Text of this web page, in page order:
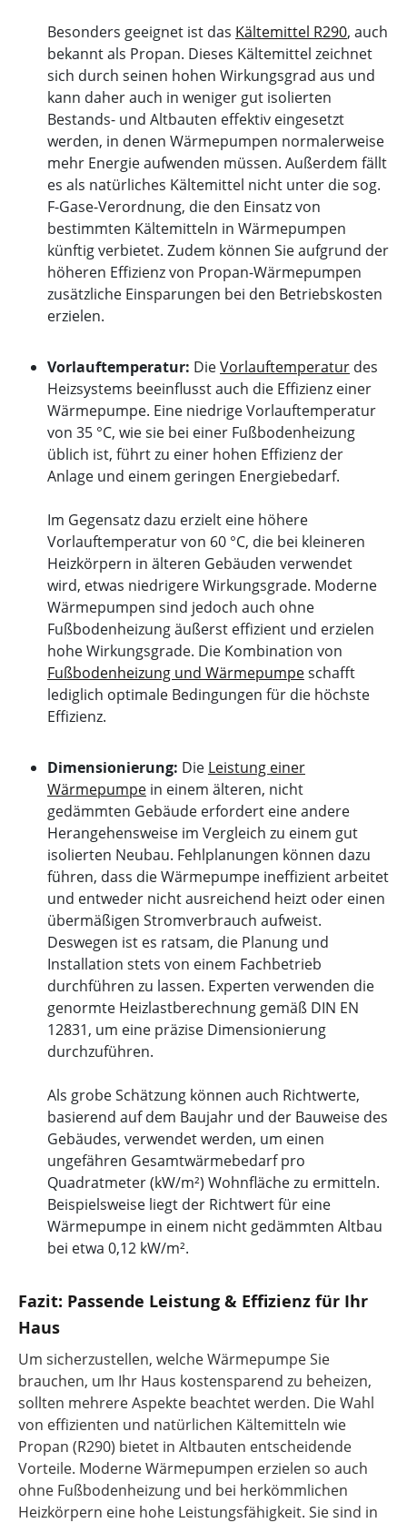
Besonders geeignet ist das Kältemittel R290, auch
bekannt als Propan. Dieses Kältemittel zeichnet
sich durch seinen hohen Wirkungsgrad aus und
kann daher auch in weniger gut isolierten
Bestands- und Altbauten effektiv eingesetzt
werden, in denen Wärmepumpen normalerweise
mehr Energie aufwenden müssen. Außerdem fällt
es als natürliches Kältemittel nicht unter die sog.
F-Gase-Verordnung, die den Einsatz von
bestimmten Kältemitteln in Wärmepumpen
künftig verbietet. Zudem können Sie aufgrund der
höheren Effizienz von Propan-Wärmepumpen
zusätzliche Einsparungen bei den Betriebskosten
erzielen.
Vorlauftemperatur: DieVorlauftemperatur des
Heizsystems beeinflusst auch die Effizienz einer
Wärmepumpe. Eine niedrige Vorlauftemperatur
von 35 °C, wie sie bei einer Fußbodenheizung
üblich ist, führt zu einer hohen Effizienz der
Anlage und einem geringen Energiebedarf.
Im Gegensatz dazu erzielt eine höhere
Vorlauftemperatur von 60 °C, die bei kleineren
Heizkörpern in älteren Gebäuden verwendet
wird, etwas niedrigere Wirkungsgrade. Moderne
Wärmepumpen sind jedoch auch ohne
Fußbodenheizung äußerst effizient und erzielen
hohe Wirkungsgrade. Die Kombination von
Fußbodenheizung und Wärmepumpeschafft
lediglich optimale Bedingungen für die höchste
Effizienz.
Dimensionierung: Die Leistung einer
Wärmepumpe in einem älteren, nicht
gedämmten Gebäude erfordert eine andere
Herangehensweise im Vergleich zu einem gut
isolierten Neubau. Fehlplanungen können dazu
führen, dass die Wärmepumpe ineffizient arbeitet
und entweder nicht ausreichend heizt oder einen
übermäßigen Stromverbrauch aufweist.
Deswegen ist es ratsam, die Planung und
Installation stets von einem Fachbetrieb
durchführen zu lassen. Experten verwenden die
genormte Heizlastberechnung gemäß DIN EN
12831, um eine präzise Dimensionierung
durchzuführen.
Als grobe Schätzung können auch Richtwerte,
basierend auf dem Baujahr und der Bauweise des
Gebäudes, verwendet werden, um einen
ungefähren Gesamtwärmebedarf pro
Quadratmeter (kW/m²) Wohnfläche zu ermitteln.
Beispielsweise liegt der Richtwert für eine
Wärmepumpe in einem nicht gedämmten Altbau
bei etwa 0,12 kW/m².
Fazit: Passende Leistung & Effizienz für Ihr
Haus
Um sicherzustellen, welche Wärmepumpe Sie
brauchen, um Ihr Haus kostensparend zu beheizen,
sollten mehrere Aspekte beachtet werden. Die Wahl
von effizienten und natürlichen Kältemitteln wie
Propan (R290) bietet in Altbauten entscheidende
Vorteile. Moderne Wärmepumpen erzielen so auch
ohne Fußbodenheizung und bei herkömmlichen
Heizkörpern eine hohe Leistungsfähigkeit. Sie sind in